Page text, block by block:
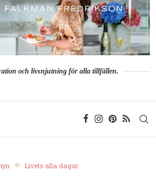
och livsnjutning för alla tillfällen.
Livets alla dagar